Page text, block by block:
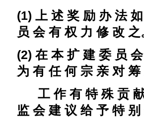
(1) 上 述 奖 励 办 法
员 会 有 权 力 修 改 之
(2) 在 本 扩 建 委 员 会
为 有 任 何 宗 亲 对
工 作 有 特 殊 贡
监 会 建 议 给 予 特